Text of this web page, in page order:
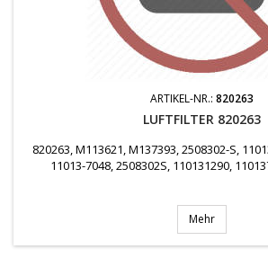
ARTIKEL-NR.: 820263
LUFTFILTER 820263
820263, M113621, M137393, 2508302-S,
11013-7048, 2508302S, 110131290,
Mehr